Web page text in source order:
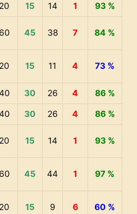
20 15 14 1 93 %
60 45 38 7 84 %
20 15 11 4 73 %
40 30 26 4 86 %
40 30 26 4 86 %
20 15 14 1 93 %
60 45 44 1 97 %
20 15 9 6 60 %